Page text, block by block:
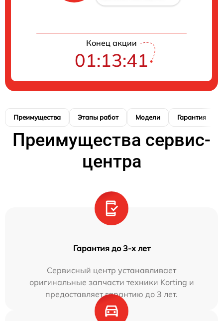
Конец акции
01:13:41
Преимущества Этапы работ Модели Гарантия
Преимущества сервис-
центра
Гарантия до 3-х лет
Сервисный центр устанавливает
оригинальные запчасти техники Korting и
предоставляет гарантию до 3 лет.